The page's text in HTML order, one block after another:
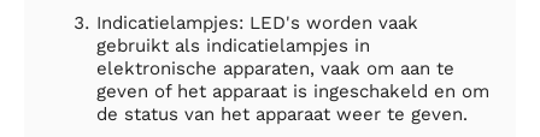
Indicatielampjes: LED's worden vaak
gebruikt als indicatielampjes in
elektronische apparaten, vaak om aan te
geven of het apparaat is ingeschakeld en om
de status van het apparaat weer te geven.